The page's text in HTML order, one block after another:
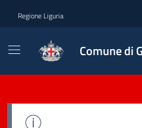
Regione Liguria
Comune di